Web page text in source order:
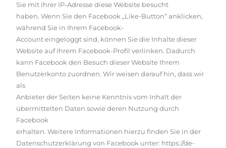
Sie mit Ihrer IP-Adresse diese Website besucht
haben. Wenn Sie den Facebook „Like-Button“ anklicken,
während Sie in Ihrem Facebook-
Account eingeloggt sind, können Sie die Inhalte dieser
Website auf Ihrem Facebook-Profil verlinken. Dadurch
kann Facebook den Besuch dieser Website Ihrem
Benutzerkonto zuordnen. Wir weisen darauf hin, dass wir
als
Anbieter der Seiten keine Kenntnis vom Inhalt der
übermittelten Daten sowie deren Nutzung durch
Facebook
erhalten. Weitere Informationen hierzu finden Sie in der
Datenschutzerklärung von Facebook unter: https://de-